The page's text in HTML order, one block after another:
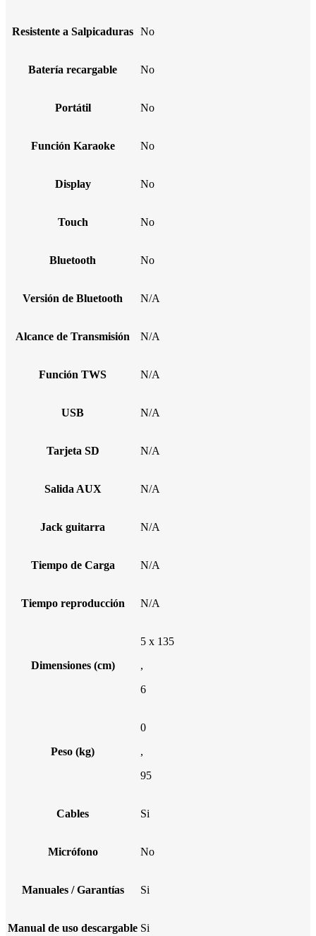
Resistente a Salpicaduras No
Batería recargable No
Portátil No
Función Karaoke No
Display No
Touch No
Bluetooth No
Versión de Bluetooth N/A
Alcance de Transmisión N/A
Función TWS N/A
USB N/A
Tarjeta SD N/A
Salida AUX N/A
Jack guitarra N/A
Tiempo de Carga N/A
Tiempo reproducción N/A
Dimensiones (cm)
5 x 135
,
6
Peso (kg)
0
,
95
Cables Si
Micrófono No
Manuales / Garantías Si
Manual de uso descargable Si